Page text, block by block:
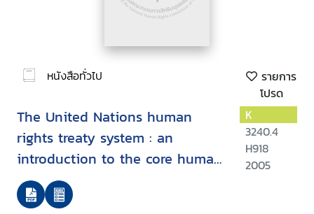
หนังสือทั่วไป
รายการ
โปรด
The United Nations human
rights treaty system : an
introduction to the core human
rights treaties and the treaty
bodies
K
3240.4
H918
2005